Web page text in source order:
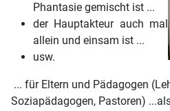
Phantasie gemischt ist ...
der Hauptakteur auch mal
allein und einsam ist ...
usw.
... für Eltern und Pädagogen
Soziapädagogen, Pastoren)